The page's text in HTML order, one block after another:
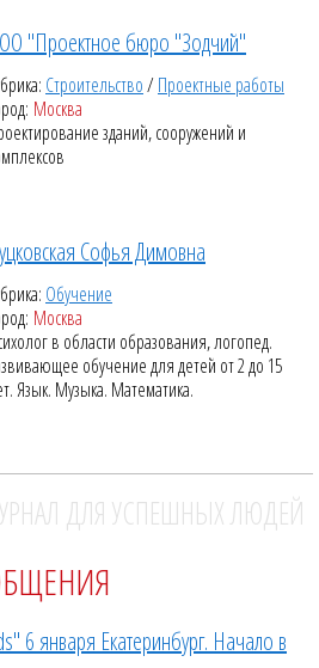
"Проектное бюро "Зодчий"
Строительство/Проектные работы
Москва
зданий, сооружений и
Софья Димовна
Обучение
Москва
в области образования, логопед.
обучение для детей от 2 до 15
Язык. Музыка. Математика.
ДЛЯ УСПЕШНЫХ ЛЮДЕЙ
6 января Екатеринбург. Начало в